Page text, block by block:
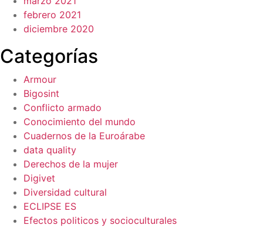
febrero 2021
diciembre 2020
Categorías
Armour
Bigosint
Conflicto armado
Conocimiento del mundo
Cuadernos de la Euroárabe
data quality
Derechos de la mujer
Digivet
Diversidad cultural
ECLIPSE ES
Efectos politicos y socioculturales